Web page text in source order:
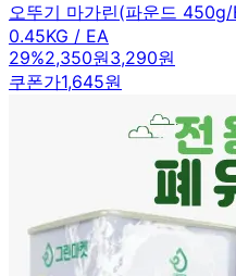
오뚜기 마가린(파운드 450g/
0.45KG / EA
29%2,350원3,290원
쿠폰가1,645원